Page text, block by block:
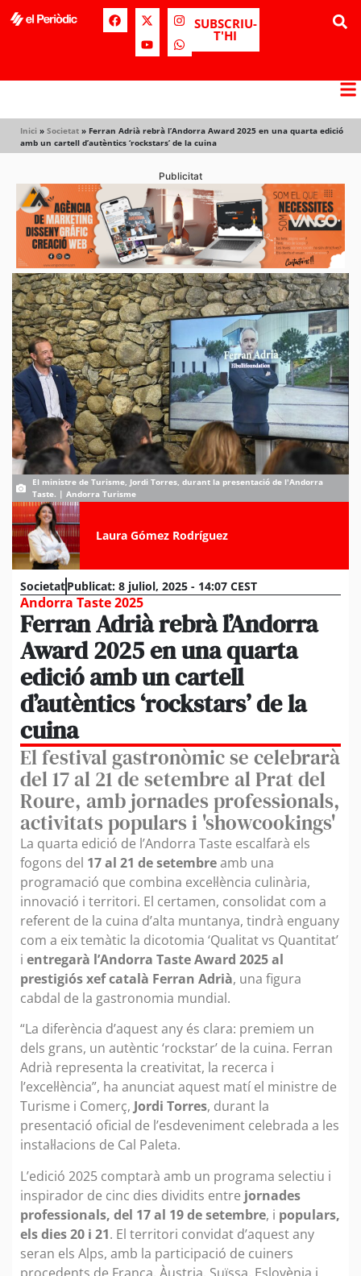
SUBSCRIU-
T'HI
Inici » Societat » Ferran Adrià rebrà l’Andorra Award 2025 en una quarta edició
amb un cartell d’autèntics ‘rockstars’ de la cuina
Publicitat
El ministre de Turisme, Jordi Torres, durant la presentació de l'Andorra
Taste. | Andorra Turisme
Laura Gómez Rodríguez
SocietatPublicat: 8 juliol, 2025 - 14:07 CEST
Andorra Taste 2025
Ferran Adrià rebrà l’Andorra
Award 2025 en una quarta
edició amb un cartell
d’autèntics ‘rockstars’ de la
cuina
El festival gastronòmic se celebrarà
del 17 al 21 de setembre al Prat del
Roure, amb jornades professionals,
activitats populars i 'showcookings'
La quarta edició de l’Andorra Taste escalfarà els
fogons del 17 al 21 de setembreamb una
programació que combina excel·lència culinària,
innovació i territori. El certamen, consolidat com a
referent de la cuina d’alta muntanya, tindrà enguany
com a eix temàtic la dicotomia ‘Qualitat vs Quantitat’
i entregarà l’Andorra Taste Award 2025 al
prestigiós xef català Ferran Adrià, una figura
cabdal de la gastronomia mundial.
“La diferència d’aquest any és clara: premiem un
dels grans, un autèntic ‘rockstar’ de la cuina. Ferran
Adrià representa la creativitat, la recerca i
l’excel·lència”, ha anunciat aquest matí el ministre de
Turisme i Comerç, Jordi Torres, durant la
presentació oficial de l’esdeveniment celebrada a les
instal·lacions de Cal Paleta.
L’edició 2025 comptarà amb un programa selectiu i
inspirador de cinc dies dividits entre jornades
professionals, del 17 al 19 de setembre, i populars,
els dies 20 i 21. El territori convidat d’aquest any
seran els Alps, amb la participació de cuiners
procedents de França, Àustria, Suïssa, Eslovènia i